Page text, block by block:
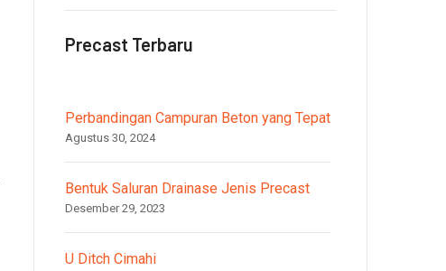
Precast Terbaru
Perbandingan Campuran Beton yang Tepat
Agustus 30, 2024
Bentuk Saluran Drainase Jenis Precast
Desember 29, 2023
U Ditch Cimahi